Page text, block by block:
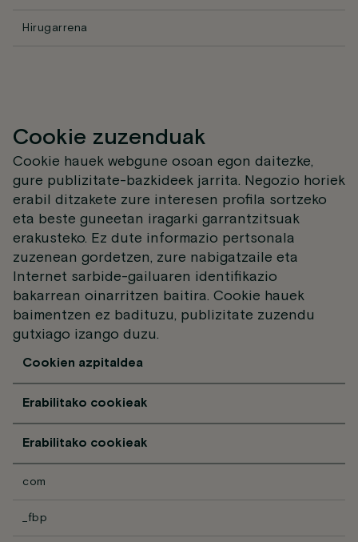
Hirugarrena
Cookie zuzenduak
Cookie hauek webgune osoan egon daitezke,
gure publizitate-bazkideek jarrita. Negozio horiek
erabil ditzakete zure interesen profila sortzeko
eta beste guneetan iragarki garrantzitsuak
erakusteko. Ez dute informazio pertsonala
zuzenean gordetzen, zure nabigatzaile eta
Internet sarbide-gailuaren identifikazio
bakarrean oinarritzen baitira. Cookie hauek
baimentzen ez badituzu, publizitate zuzendu
gutxiago izango duzu.
Cookien azpitaldea
Erabilitako cookieak
Erabilitako cookieak
com
_fbp